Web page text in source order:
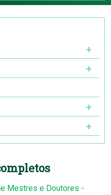
Mestres e Doutores -